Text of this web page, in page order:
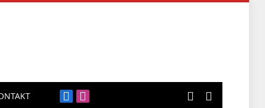
FacebookInstagram